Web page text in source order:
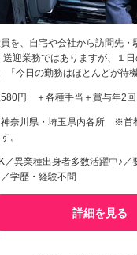
を、自宅や会社から訪問先・
送迎業務ではありますが、１
「今日の勤務はほとんどが待
円 ＋各種手当＋賞与年2回
奈川県・埼玉県内各所 ※首
。
／異業種出身者多数活躍中♪／
学歴・経験不問
詳細を見る